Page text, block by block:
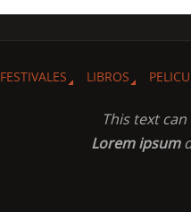
FESTIVALES LIBROS
This text
Lorem ipsum